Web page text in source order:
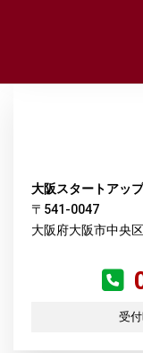
大阪スタートアッ
〒541-0047
大阪府大阪市中央
受